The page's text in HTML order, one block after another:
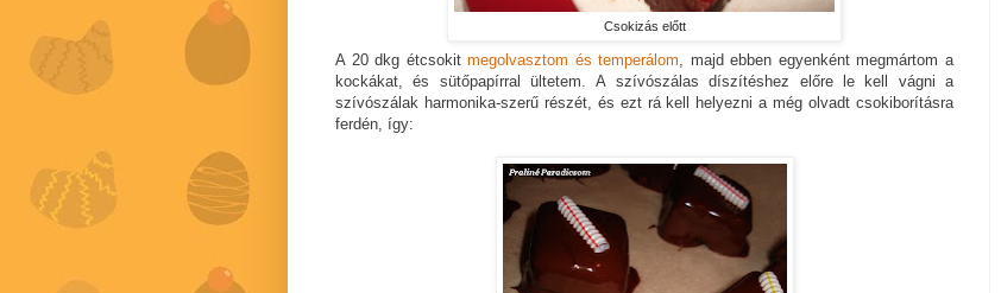
Csokizás előtt
A 20 dkg étcsokitmegolvasztom és temperálom, majd ebben egyenként megmártom a
kockákat, és sütőpapírral ültetem. A szívószálas díszítéshez előre le kell vágni a
szívószálak harmonika-szerű részét, és ezt rá kell helyezni a még olvadt csokiborításra
ferdén, így: